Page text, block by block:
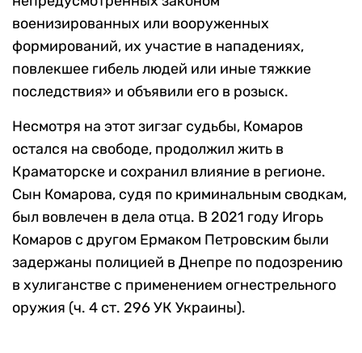
военизированных или вооруженных
формирований, их участие в нападениях,
повлекшее гибель людей или иные тяжкие
последствия» и объявили его в розыск.
Несмотря на этот зигзаг судьбы, Комаров
остался на свободе, продолжил жить в
Краматорске и сохранил влияние в регионе.
Сын Комарова, судя по криминальным сводкам,
был вовлечен в дела отца. В 2021 году Игорь
Комаров с другом Ермаком Петровским были
задержаны полицией в Днепре по подозрению
в хулиганстве с применением огнестрельного
оружия (ч. 4 ст. 296 УК Украины).